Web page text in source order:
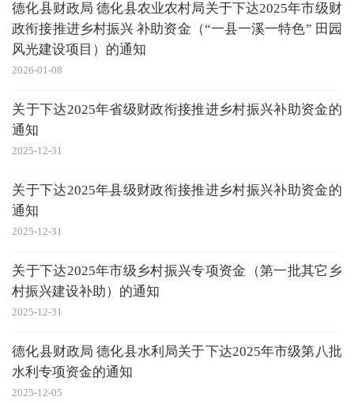
德化县财政局 德化县农业农村局关于下达2025年市级财
政衔接推进乡村振兴 补助资金（“一县一溪一特色” 田园
风光建设项目）的通知
2026-01-08
关于下达2025年省级财政衔接推进乡村振兴补助资金的
通知
2025-12-31
关于下达2025年县级财政衔接推进乡村振兴补助资金的
通知
2025-12-31
关于下达2025年市级乡村振兴专项资金（第一批其它乡
村振兴建设补助）的通知
2025-12-31
德化县财政局 德化县水利局关于下达2025年市级第八批
水利专项资金的通知
2025-12-05